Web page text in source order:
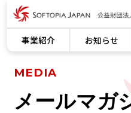
事業紹介 お知らせ
MEDIA
メールマガ